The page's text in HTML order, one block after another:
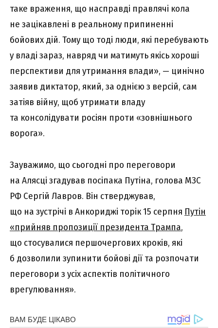
таке враження, що насправді правлячі кола
не зацікавлені в реальному припиненні
бойових дій. Тому що тоді люди, які перебувають
у владі зараз, навряд чи матимуть якісь хороші
перспективи для утримання влади», — цинічно
заявив диктатор, який, за однією з версій, сам
затіяв війну, щоб утримати владу
та консолідувати росіян проти «зовнішнього
ворога».
Зауважимо, що сьогодні про переговори
на Алясці згадував посіпака Путіна, голова МЗС
РФ Сергій Лавров. Він стверджував,
що на зустрічі в Анкориджі торік 15 серпня Путін
«прийняв пропозиції президента Трампа,
що стосувалися першочергових кроків, які
б дозволили зупинити бойові дії та розпочати
переговори з усіх аспектів політичного
врегулювання».